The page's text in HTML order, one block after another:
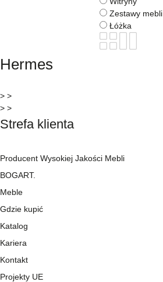
Zestawy mebli
Łóżka
Hermes
> >
> >
Strefa klienta
Producent Wysokiej Jakości Mebli
BOGART.
Meble
Gdzie kupić
Katalog
Kariera
Kontakt
Projekty UE